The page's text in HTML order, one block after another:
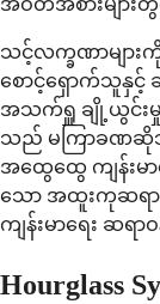
သင့်လက္ခဏာများ
စောင့်ရှောက်သူနှင့်
အသက်ရှူ ချို့ယွင်းမှုမ
သည် မကြာခဏဆို
အထွေထွေ ကျန်းမ
သော အထူးကုဆရာ
ကျန်းမာရေး ဆရ
Hourglass